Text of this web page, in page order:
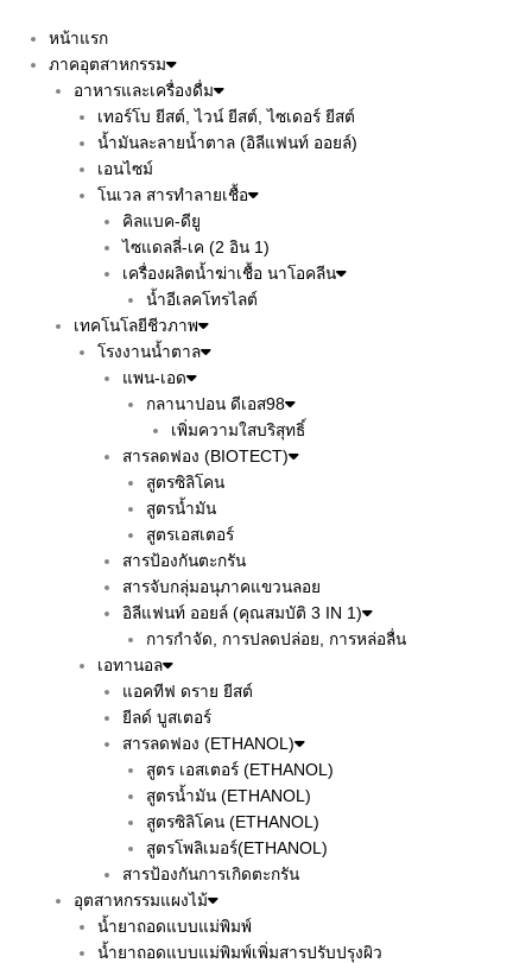
content
หน้าแรก
ภาคอุตสาหกรรม
อาหารและเครื่องดื่ม
เทอร์โบ ยีสต์, ไวน์ ยีสต์, ไซเดอร์ ยีสต์
น้ำมันละลายน้ำตาล (อิลีแฟนท์ ออยล์)
เอนไซม์
โนเวล สารทำลายเชื้อ
คิลแบค-ดียู
ไซแดลลี่-เค (2 อิน 1)
เครื่องผลิตน้ำฆ่าเชื้อ นาโอคลีน
น้ำอีเลคโทรไลต์
เทคโนโลยีชีวภาพ
โรงงานน้ำตาล
แพน-เอด
กลานาปอน ดีเอส98
เพิ่มความใสบริสุทธิ์
สารลดฟอง (BIOTECT)
สูตรซิลิโคน
สูตรน้ำมัน
สูตรเอสเตอร์
สารป้องกันตะกรัน
สารจับกลุ่มอนุภาคแขวนลอย
อิลีแฟนท์ ออยล์ (คุณสมบัติ 3 IN 1)
การกำจัด, การปลดปล่อย, การหล่อลื่น
เอทานอล
แอคทีฟ ดราย ยีสต์
ยีลด์ บูสเตอร์
สารลดฟอง (ETHANOL)
สูตร เอสเตอร์ (ETHANOL)
สูตรน้ำมัน (ETHANOL)
สูตรซิลิโคน (ETHANOL)
สูตรโพลิเมอร์(ETHANOL)
สารป้องกันการเกิดตะกรัน
อุตสาหกรรมแผงไม้
น้ำยาถอดแบบแม่พิมพ์
น้ำยาถอดแบบแม่พิมพ์เพิ่มสารปรับปรุงผิว